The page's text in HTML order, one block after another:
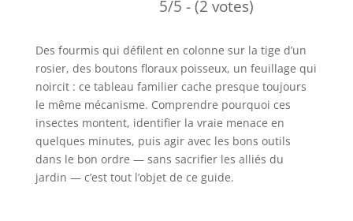
5/5 - (2 votes)
Des fourmis qui défilent en colonne sur la tige d’un
rosier, des boutons floraux poisseux, un feuillage qui
noircit : ce tableau familier cache presque toujours
le même mécanisme. Comprendre pourquoi ces
insectes montent, identifier la vraie menace en
quelques minutes, puis agir avec les bons outils
dans le bon ordre — sans sacrifier les alliés du
jardin — c’est tout l’objet de ce guide.